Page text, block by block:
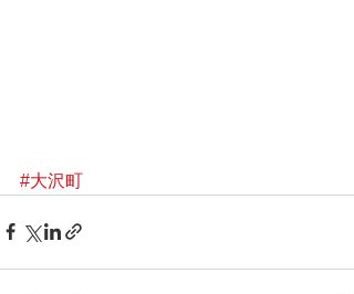
#大沢町